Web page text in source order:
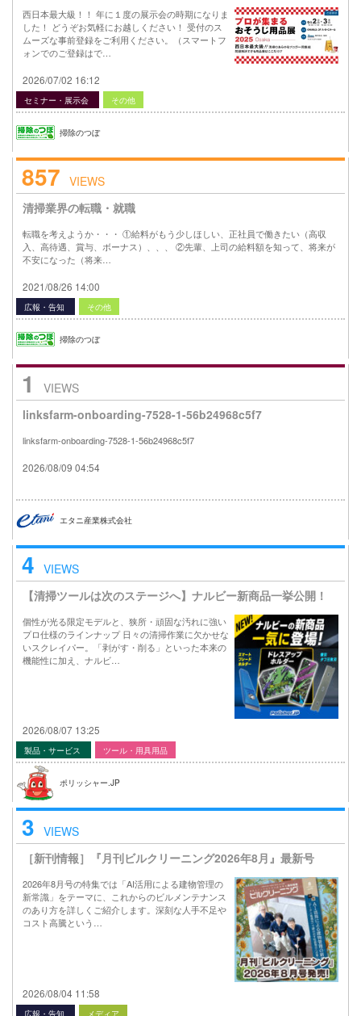
西日本最大級！！ 年に１度の展示会の時期になりま
した！ どうぞお気軽にお越しください！ 受付のス
ムーズな事前登録をご利用ください。（スマートフ
ォンでのご登録はで…
2026/07/02 16:12
セミナー・展示会 その他
掃除のつぼ
857 VIEWS
清掃業界の転職・就職
転職を考えようか・・・ ①給料がもう少しほしい、正社員で働きたい（高収
入、高待遇、賞与、ボーナス）、、、 ②先輩、上司の給料額を知って、将来が
不安になった（将来…
2021/08/26 14:00
広報・告知 その他
掃除のつぼ
1
VIEWS
linksfarm-onboarding-7528-1-56b24968c5f7
linksfarm-onboarding-7528-1-56b24968c5f7
2026/08/09 04:54
エタニ産業株式会社
4 VIEWS
【清掃ツールは次のステージへ】ナルビー新商品一挙公開！
個性が光る限定モデルと、狭所・頑固な汚れに強い
プロ仕様のラインナップ 日々の清掃作業に欠かせな
いスクレイパー。「剥がす・削る」といった本来の
機能性に加え、ナルビ…
2026/08/07 13:25
製品・サービス ツール・用具用品
ポリッシャー.JP
3 VIEWS
［新刊情報］『月刊ビルクリーニング2026年8月』最新号
2026年8月号の特集では「AI活用による建物管理の
新常識」をテーマに、これからのビルメンテナンス
のあり方を詳しくご紹介します。深刻な人手不足や
コスト高騰という…
2026/08/04 11:58
広報・告知 メディア